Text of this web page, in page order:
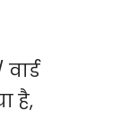
है,